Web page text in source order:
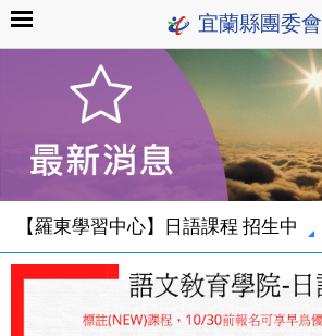
宜蘭縣團委會
【羅東學習中心】日語課程 招生中